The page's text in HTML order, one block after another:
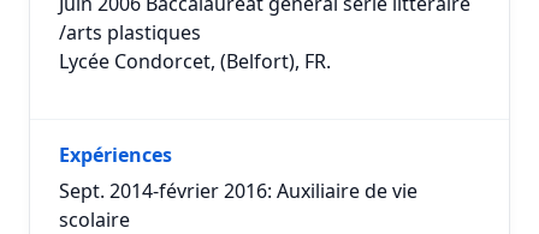
/arts plastiques
Lycée Condorcet, (Belfort), FR.
Expériences
Sept. 2014-février 2016: Auxiliaire de vie
scolaire